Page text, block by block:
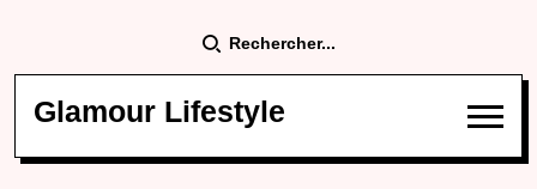
Rechercher...
Glamour Lifestyle